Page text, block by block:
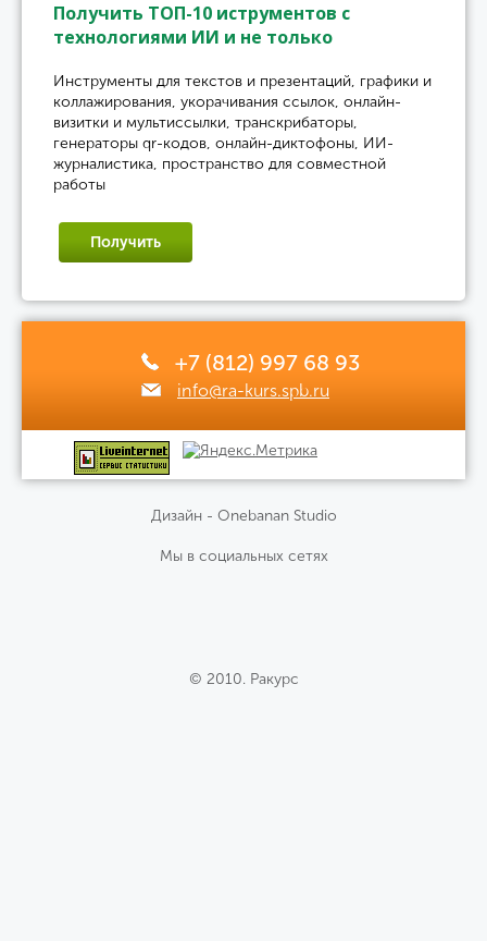
Получить ТОП-10 иструментов с
технологиями ИИ и не только
Инструменты для текстов и презентаций, графики и
коллажирования, укорачивания ссылок, онлайн-
визитки и мультиссылки, транскрибаторы,
генераторы qr-кодов, онлайн-диктофоны, ИИ-
журналистика, пространство для совместной
работы
Получить
+7 (812) 997 68 93
info@ra-kurs.spb.ru
Дизайн - Onebanan Studio
Мы в социальных сетях
© 2010. Ракурс